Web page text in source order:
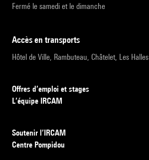
Fermé le samedi et le dimanche
accès en transports
Hôtel de Ville, Rambuteau, Châtelet, Les Halles
Offres d’emploi et stages
L’équipe IRCAM
Soutenir l’IRCAM
Centre Pompidou